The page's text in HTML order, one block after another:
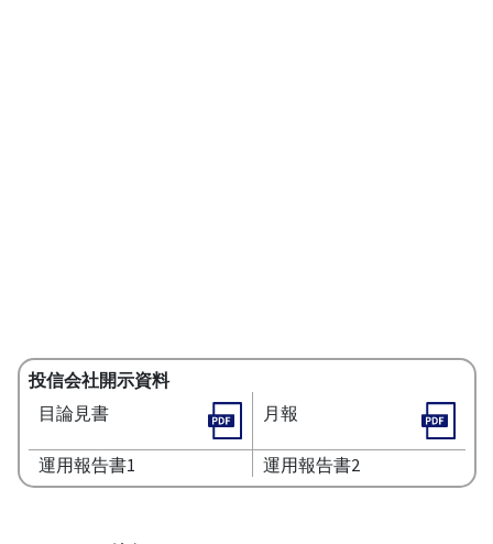
投信会社開示資料
目論見書
月報
運用報告書1 運用報告書2